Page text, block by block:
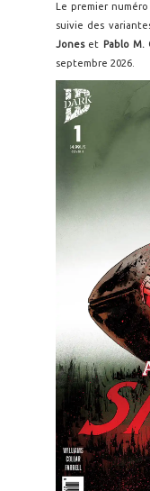
Le premier
suivie des
Jones et Pablo M.
septembre 2026.